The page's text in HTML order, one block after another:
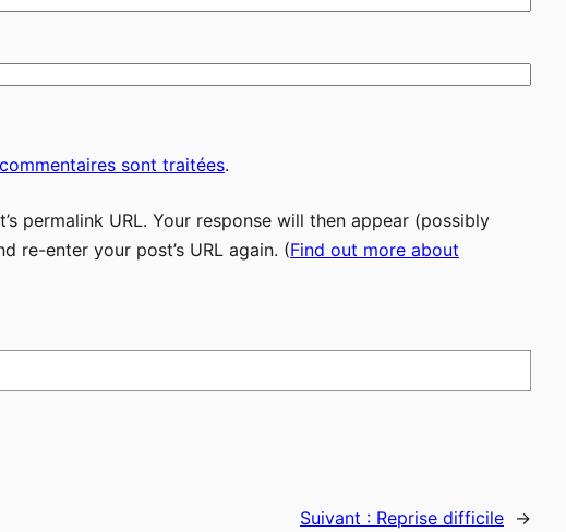
sont traitées.
permalink URL. Your response will then appear (possibly
re-enter your post’s URL again. (Find out more about
Suivant : Reprise difficile →